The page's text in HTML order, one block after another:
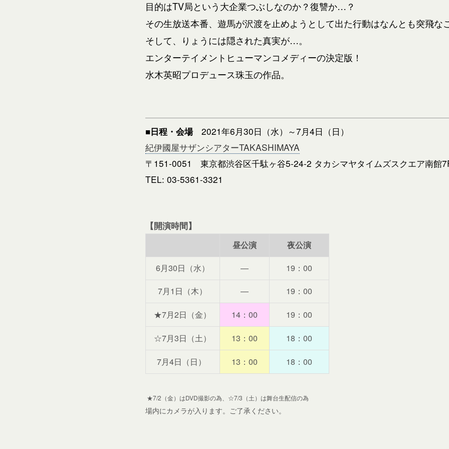
目的はTV局という大企業つぶしなのか？復讐か…？
その生放送本番、遊馬が沢渡を止めようとして出た行動はなんとも突飛な
そして、りょうには隠された真実が…。
エンターテイメントヒューマンコメディーの決定版！
水木英昭プロデュース珠玉の作品。
■日程・会場 2021年6月30日（水）～7月4日（日）
紀伊國屋サザンシアターTAKASHIMAYA
〒151-0051 東京都渋谷区千駄ヶ谷5-24-2 タカシマヤタイムズスクエア南館
TEL: 03-5361-3321
【開演時間】
昼公演
夜公演
6月30日（水）
―
19：00
7月1日（木）
― 19：00
★7月2日（金） 14：00 19：00
☆7月3日（土） 13：00 18：00
7月4日（日） 13：00 18：00
★7/2（金）はDVD撮影の為、☆7/3（土）は舞台生配信の為
場内にカメラが入ります。ご了承ください。